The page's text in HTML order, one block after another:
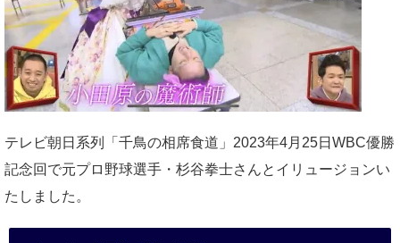
テレビ朝日系列「千鳥の相席食道」2023年4月25日WBC優勝
記念回で元プロ野球選手・杉谷拳士さんとイリュージョンい
たしました。